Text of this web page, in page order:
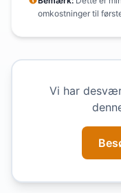
omkostninger til
Vi har